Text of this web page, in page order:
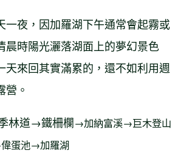
一夜，因加羅湖下午通常會起霧或
晨時陽光灑落湖面上的夢幻景色
天來回其實滿累的，還不如利用週
營。
林道→鐵柵欄→加納富溪→巨木登山
蛋池→加羅湖